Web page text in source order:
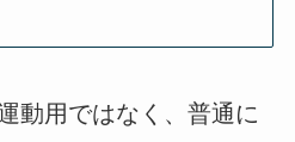
動用ではなく、普通に